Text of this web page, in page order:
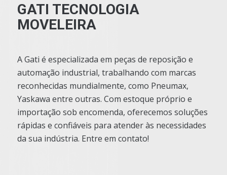
GATI TECNOLOGIA
MOVELEIRA
A Gati é especializada em peças de reposição e
automação industrial, trabalhando com marcas
reconhecidas mundialmente, como Pneumax,
Yaskawa entre outras. Com estoque próprio e
importação sob encomenda, oferecemos soluções
rápidas e confiáveis para atender às necessidades
da sua indústria. Entre em contato!